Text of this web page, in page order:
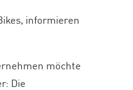
informieren
möchte
Die